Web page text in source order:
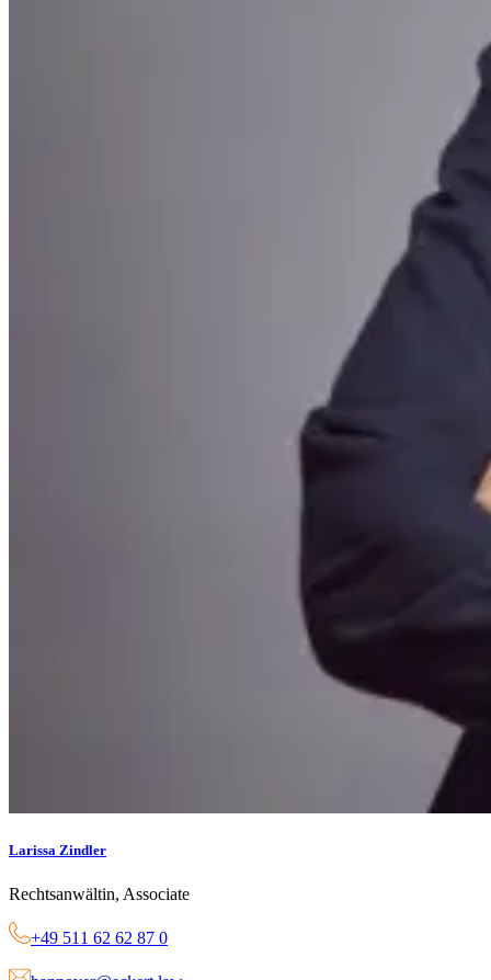
Larissa Zindler
Rechtsanwältin, Associate
+49 511 62 62 87 0